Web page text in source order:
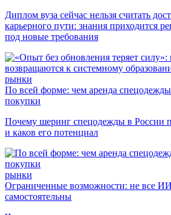
Диплом вуза сейчас нельзя считать
карьерного пути: знания приходится
под новые требования
рынки
По всей форме: чем аренда
покупки
Почему шеринг спецодежды в России
и каков его потенциал
рынки
Ограниченные возможности: не все
самостоятельны